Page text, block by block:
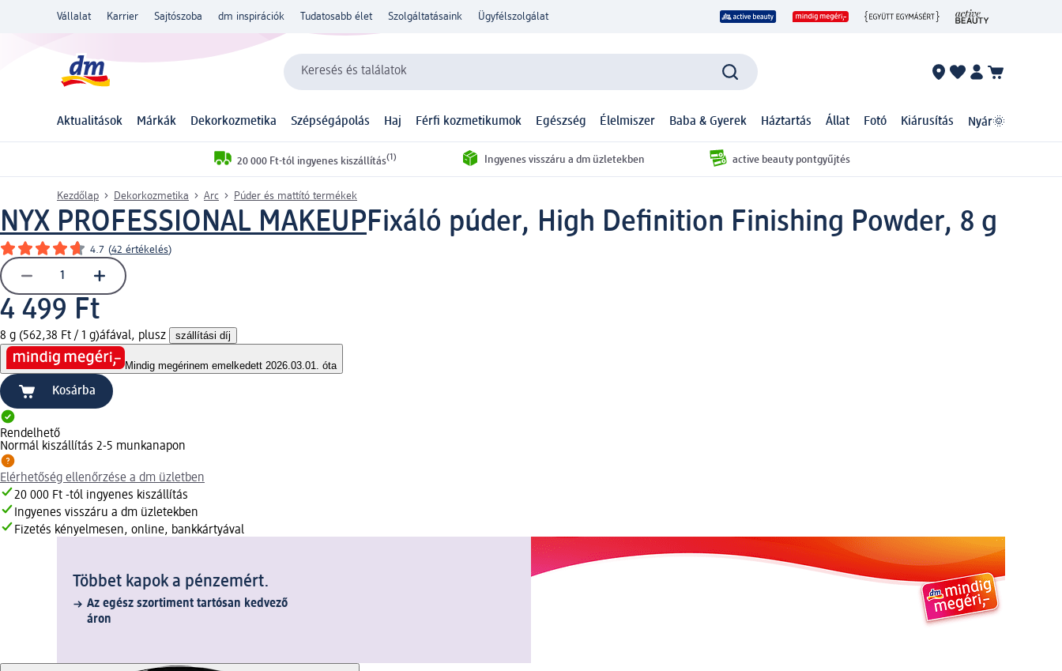
Vállalat Karrier Sajtószoba dm inspirációk Tudatosabb élet Szolgáltatásaink Ügyfélszolgálat
Keresés és találatok
Aktualitások Márkák Dekorkozmetika Szépségápolás Haj Férfi kozmetikumok Egészség Élelmiszer Baba & Gyerek Háztartás Állat Fotó Kiárusítás Nyár🌞
20 000 Ft-tól ingyenes kiszállítás(1) Ingyenes visszáru a dm üzletekben active beauty pontgyűjtés
Kezdőlap Dekorkozmetika Arc Púder és mattító termékek
NYX PROFESSIONAL MAKEUPFixáló púder, High Definition Finishing Powder, 8 g
4.7 (42 értékelés)
4 499 Ft
8 g (562,38 Ft / 1 g)áfával, plusz szállítási díj
Mindig megérinem emelkedett 2026.03.01. óta
Kosárba
Rendelhető
Normál kiszállítás 2-5 munkanapon
Elérhetőség ellenőrzése a dm üzletben
20 000 Ft -tól ingyenes kiszállítás
Ingyenes visszáru a dm üzletekben
Fizetés kényelmesen, online, bankkártyával
Többet kapok a pénzemért.
Az egész szortiment tartósan kedvező
áron